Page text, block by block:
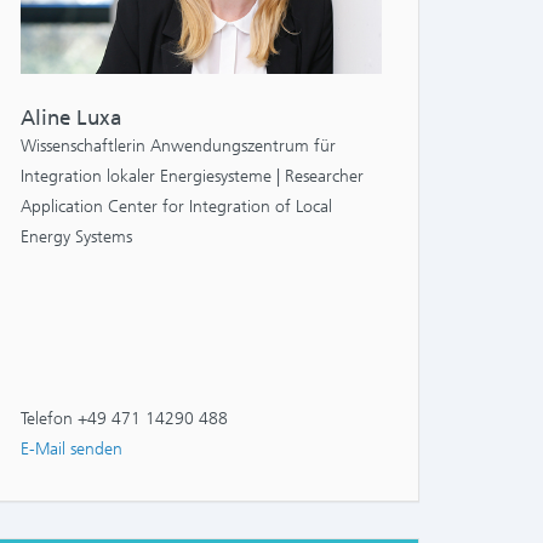
Aline Luxa
Wissenschaftlerin Anwendungszentrum für
Integration lokaler Energiesysteme | Researcher
Application Center for Integration of Local
Energy Systems
Telefon +49 471 14290 488
E-Mail senden